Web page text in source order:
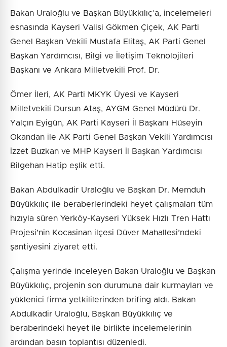
Bakan Uraloğlu ve Başkan Büyükkılıç’a, incelemeleri
esnasında Kayseri Valisi Gökmen Çiçek, AK Parti
Genel Başkan Vekili Mustafa Elitaş, AK Parti Genel
Başkan Yardımcısı, Bilgi ve İletişim Teknolojileri
Başkanı ve Ankara Milletvekili Prof. Dr.
Ömer İleri, AK Parti MKYK Üyesi ve Kayseri
Milletvekili Dursun Ataş, AYGM Genel Müdürü Dr.
Yalçın Eyigün, AK Parti Kayseri İl Başkanı Hüseyin
Okandan ile AK Parti Genel Başkan Vekili Yardımcısı
İzzet Buzkan ve MHP Kayseri İl Başkan Yardımcısı
Bilgehan Hatip eşlik etti.
Bakan Abdulkadir Uraloğlu ve Başkan Dr. Memduh
Büyükkılıç ile beraberlerindeki heyet çalışmaları tüm
hızıyla süren Yerköy-Kayseri Yüksek Hızlı Tren Hattı
Projesi’nin Kocasinan ilçesi Düver Mahallesi’ndeki
şantiyesini ziyaret etti.
Çalışma yerinde inceleyen Bakan Uraloğlu ve Başkan
Büyükkılıç, projenin son durumuna dair kurmayları ve
yüklenici firma yetkililerinden brifing aldı. Bakan
Abdulkadir Uraloğlu, Başkan Büyükkılıç ve
beraberindeki heyet ile birlikte incelemelerinin
ardından basın toplantısı düzenledi.